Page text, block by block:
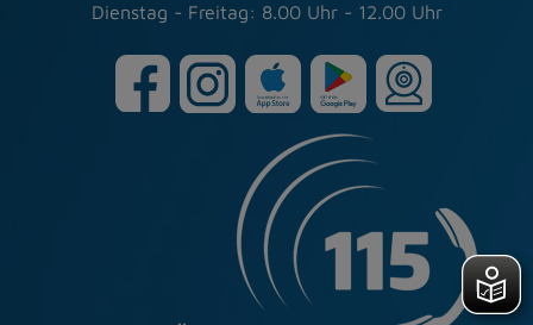
Dienstag - Freitag: 8.00 Uhr - 12.00 Uhr